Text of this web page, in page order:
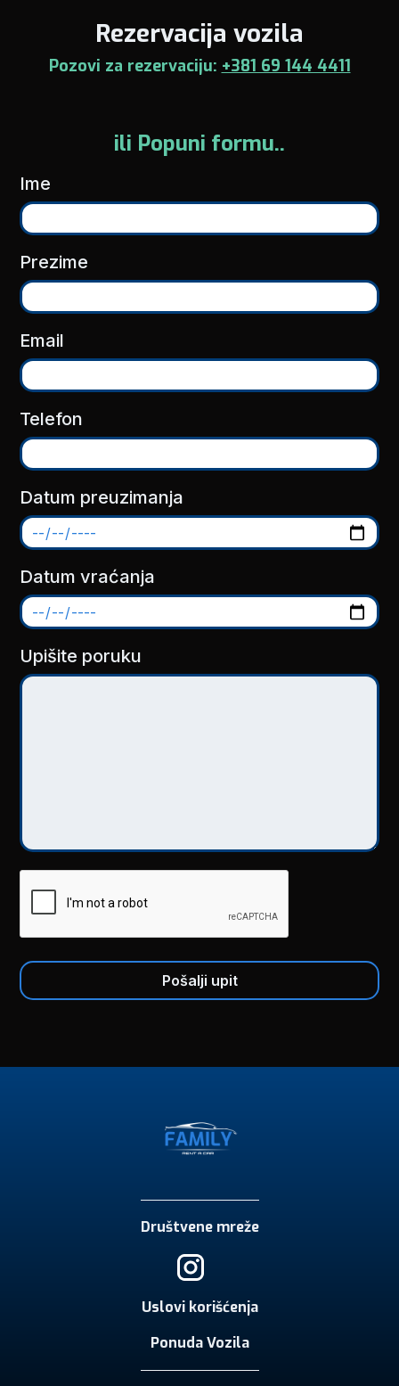
Rezervacija vozila
Pozovi za rezervaciju: +381 69 144 4411
ili Popuni formu..
Ime
Prezime
Email
Telefon
Datum preuzimanja
Datum vraćanja
Upišite poruku
Društvene mreže
Uslovi korišćenja
Ponuda Vozila